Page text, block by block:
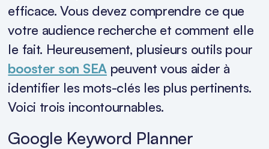
efficace. Vous devez comprendre ce que
votre audience recherche et comment elle
le fait. Heureusement, plusieurs outils pour
booster son SEApeuvent vous aider à
identifier les mots-clés les plus pertinents.
Voici trois incontournables.
Google Keyword Planner